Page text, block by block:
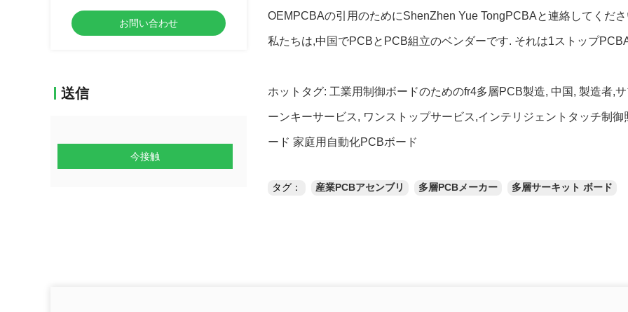
Biggest Panel Size 610mm*508mm
お問い合わせ
送信
今接触
OEMPCBAの引用のためにShenZhen Yue TongPCBAと連絡してくだ
私たちは,中国でPCBとPCB組立のベンダーです. それは1ストップ
ホットタグ: 工業用制御ボードのためのfr4多層PCB製造, 中国, 製造者,
ーンキーサービス, ワンストップサービス,インテリジェントタッチ制
ード 家庭用自動化PCBボード
タグ： 産業PCBアセンブリ 多層PCBメーカー 多層サーキット ボード